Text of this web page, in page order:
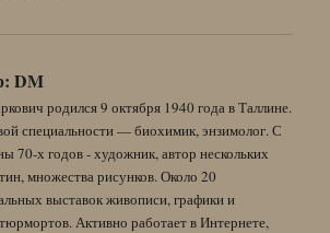
DM
родился 9 октября 1940 года в Таллине.
специальности — биохимик, энзимолог. С
70-х годов - художник, автор нескольких
множества рисунков. Около 20
выставок живописи, графики и
Активно работает в Интернете,